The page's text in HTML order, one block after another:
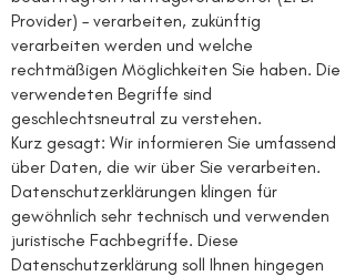
Provider) – verarbeiten, zukünftig
verarbeiten werden und welche
rechtmäßigen Möglichkeiten Sie haben. Die
verwendeten Begriffe sind
geschlechtsneutral zu verstehen.
Kurz gesagt: Wir informieren Sie umfassend
über Daten, die wir über Sie verarbeiten.
Datenschutzerklärungen klingen für
gewöhnlich sehr technisch und verwenden
juristische Fachbegriffe. Diese
Datenschutzerklärung soll Ihnen hingegen